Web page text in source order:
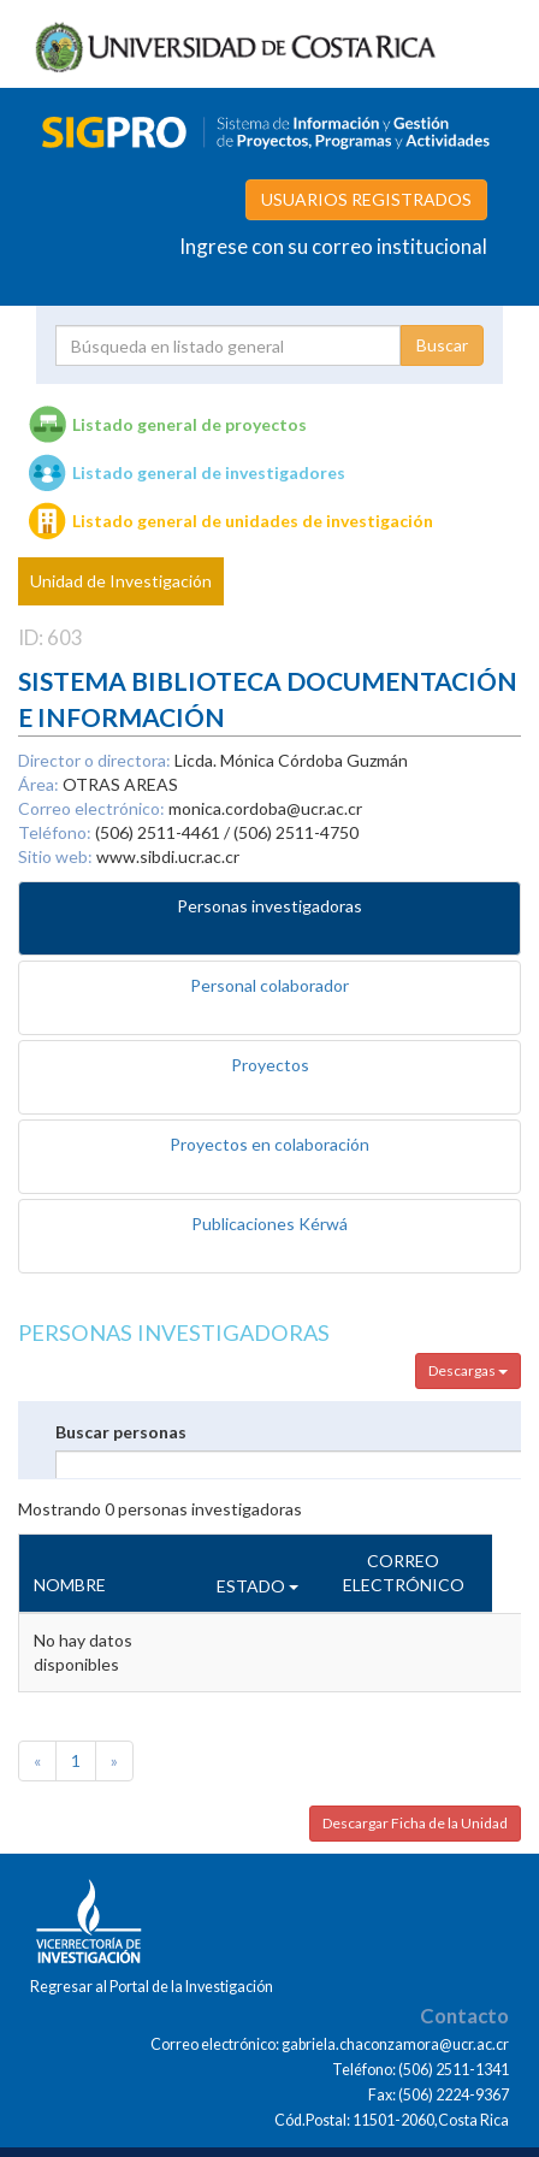
USUARIOS REGISTRADOS
Ingrese con su correo institucional
Unidades de investigación
Listado general de proyectos
Listado general de investigadores
Listado general de unidades de investigación
Unidad de Investigación
ID: 603
SISTEMA BIBLIOTECA DOCUMENTACIÓN
E INFORMACIÓN
Director o directora: Licda. Mónica Córdoba Guzmán
Área: OTRAS AREAS
Correo electrónico: monica.cordoba@ucr.ac.cr
Teléfono: (506) 2511-4461 / (506) 2511-4750
Sitio web: www.sibdi.ucr.ac.cr
Personas investigadoras
Personal colaborador
Proyectos
Proyectos en colaboración
Publicaciones Kérwá
PERSONAS INVESTIGADORAS
Descargas
Buscar personas
Mostrando 0personas investigadoras
NOMBRE ESTADO
CORREO
ELECTRÓNICO
No hay datos
disponibles
« 1 »
Descargar Ficha de la Unidad
Regresar al Portal de la Investigación
Contacto
Correo electrónico: gabriela.chaconzamora@ucr.ac.cr
Teléfono: (506) 2511-1341
Fax: (506) 2224-9367
Cód.Postal: 11501-2060,Costa Rica